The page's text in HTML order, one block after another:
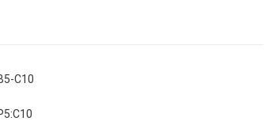
С10